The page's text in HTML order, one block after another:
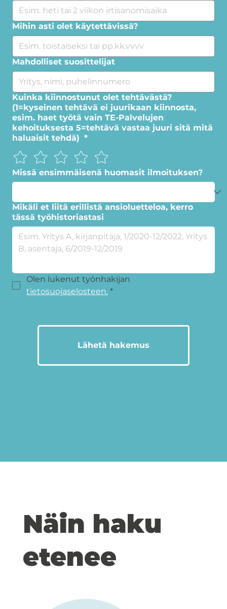
Mihin asti olet käytettävissä?
Mahdolliset suosittelijat
Kuinka kiinnostunut olet tehtävästä?
(1=kyseinen tehtävä ei juurikaan kiinnosta,
esim. haet työtä vain TE-Palvelujen
kehoituksesta 5=tehtävä vastaa juuri sitä mitä
haluaisit tehdä) *
Missä ensimmäisenä huomasit ilmoituksen?
Mikäli et liitä erillistä ansioluetteloa, kerro
tässä työhistoriastasi
tietosuojaselosteen. *
Lähetä hakemus
Näin haku
etenee